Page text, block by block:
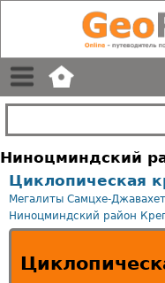
Ниноцминдский
Циклопическая
Мегалиты Самцхе-
Ниноцминдский район